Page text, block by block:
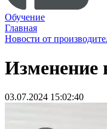
Обучение
Главная
Новости от
Изменение
03.07.2024 15:02:40